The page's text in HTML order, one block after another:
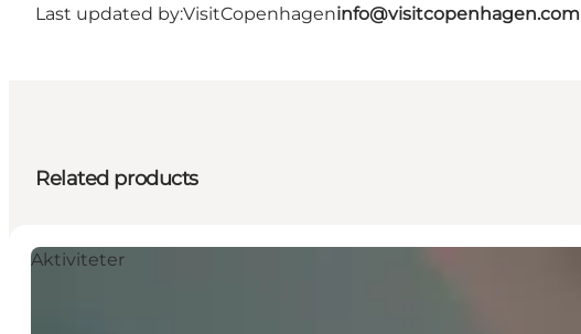
Last updated by:VisitCopenhageninfo@visitcopenhagen.com
Related products
Aktiviteter